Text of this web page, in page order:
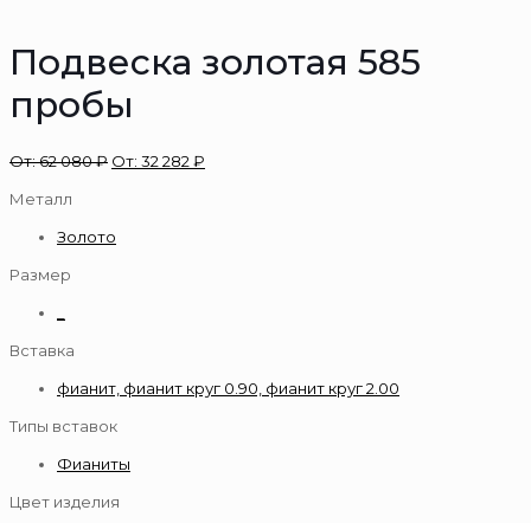
Подвеска золотая 585
пробы
От:62 080₽ От: 32 282 ₽
Металл
Золото
Размер
Вставка
фианит, фианит круг 0.90, фианит круг 2.00
Типы вставок
Фианиты
Цвет изделия